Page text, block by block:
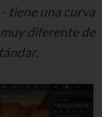
tiene una curva
diferente de